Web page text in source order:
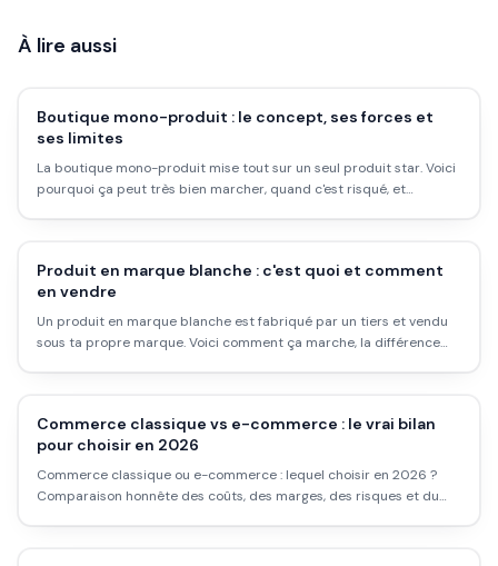
À lire aussi
Boutique mono-produit : le concept, ses forces et
ses limites
La boutique mono-produit mise tout sur un seul produit star. Voici
pourquoi ça peut très bien marcher, quand c'est risqué, et
Produit en marque blanche : c'est quoi et comment
en vendre
Un produit en marque blanche est fabriqué par un tiers et vendu
sous ta propre marque. Voici comment ça marche, la différence
Commerce classique vs e-commerce : le vrai bilan
pour choisir en 2026
Commerce classique ou e-commerce : lequel choisir en 2026 ?
Comparaison honnête des coûts, des marges, des risques et du